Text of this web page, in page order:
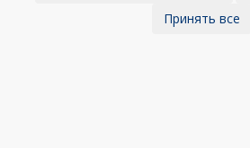
Принять все